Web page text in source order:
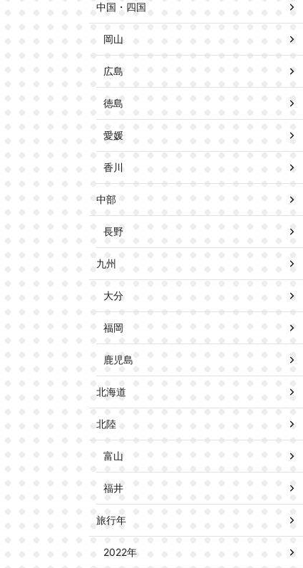
中国・四国
岡山
広島
徳島
愛媛
香川
中部
長野
九州
大分
福岡
鹿児島
北海道
北陸
富山
福井
旅行年
2022年